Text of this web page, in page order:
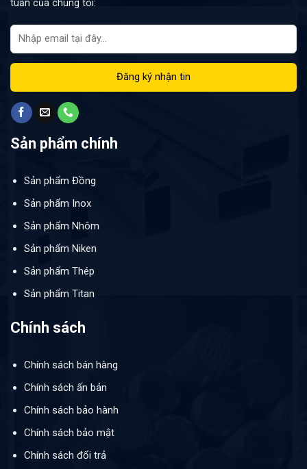
tuần của chúng tôi:
Sản phẩm chính
Sản phẩm Đồng
Sản phẩm Inox
Sản phẩm Nhôm
Sản phẩm Niken
Sản phẩm Thép
Sản phẩm Titan
Chính sách
Chính sách bán hàng
Chính sách ấn bản
Chính sách bảo hành
Chính sách bảo mật
Chính sách đổi trả